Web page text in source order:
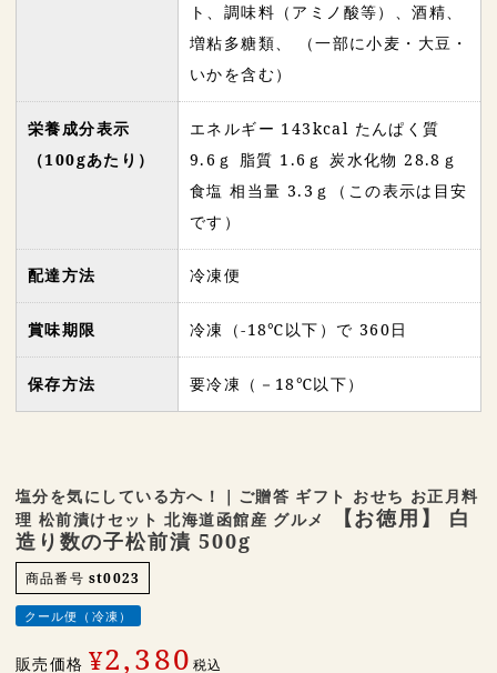
ト、調味料（アミノ酸等）、酒精、
増粘多糖類、 （一部に小麦・大豆・
いかを含む）
栄養成分表示
（100gあたり）
エネルギー 143kcal たんぱく質
9.6ｇ 脂質 1.6ｇ 炭水化物 28.8ｇ
食塩 相当量 3.3ｇ（この表示は目安
です）
配達方法 冷凍便
賞味期限 冷凍（-18℃以下）で 360日
保存方法 要冷凍（－18℃以下）
塩分を気にしている方へ！｜ご贈答 ギフト おせち お正月料
理 松前漬けセット 北海道函館産 グルメ
【お徳用】 白
造り数の子松前漬 500g
商品番号 st0023
クール便（冷凍）
販売価格 ¥2,380 税込